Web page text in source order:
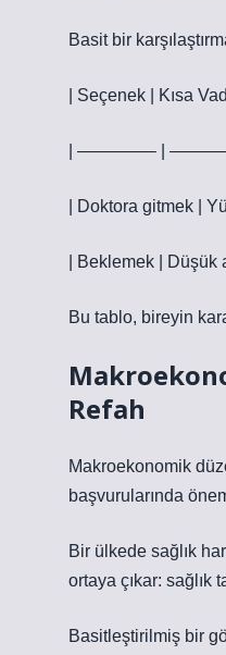
Basit bir
| Seçenek | Kısa
| ————– |
| Doktora gitmek |
| Beklemek | Düşük
Bu tablo, bireyin
Refah
Makroekonomik
başvurularında
Bir ülkede sağlık
ortaya çıkar: sağlık
Basitleştirilmiş bir